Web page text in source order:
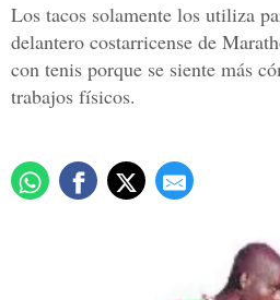
Los tacos solamente los utiliza
delantero costarricense de
con tenis porque se siente más
trabajos físicos.